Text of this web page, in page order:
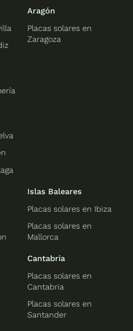
Aragón
Placas solares en
Zaragoza
Islas Baleares
Placas solares en Ibiza
Placas solares en
Mallorca
Cantabria
Placas solares en
Cantabria
Placas solares en
Santander